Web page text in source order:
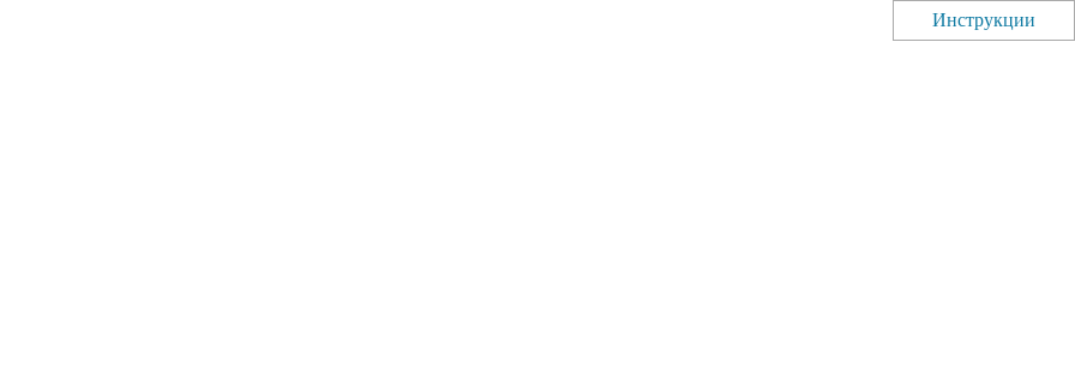
Инструкции